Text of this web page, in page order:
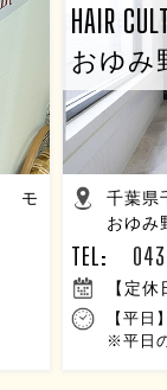
モ
HAIR
おゆみ
千葉県
おゆみ
TEL:
【定
【平日
※平日